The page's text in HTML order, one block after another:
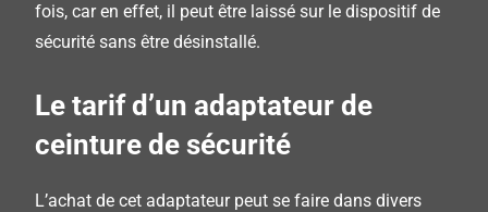
fois, car en effet, il peut être laissé sur le dispositif de
sécurité sans être désinstallé.
Le tarif d’un adaptateur de
ceinture de sécurité
L’achat de cet adaptateur peut se faire dans divers